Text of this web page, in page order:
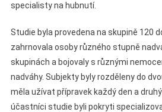
specialisty na hubnutí.
Studie byla provedena na skupině 120
zahrnovala osoby různého stupně
skupinách a bojovaly s různými
nadváhy. Subjekty byly rozděleny do
měla užívat přípravek každý den a
účastníci studie byli pokryti